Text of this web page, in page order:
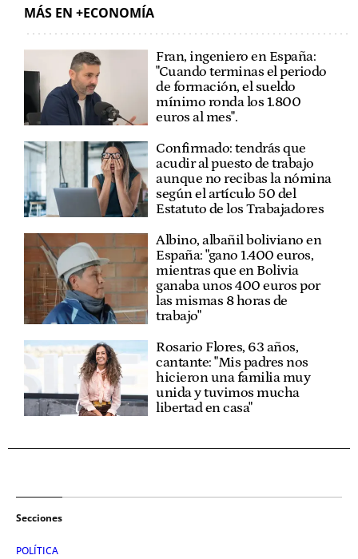
MÁS EN +ECONOMÍA
Fran, ingeniero en España:
"Cuando terminas el periodo
de formación, el sueldo
mínimo ronda los 1.800
euros al mes".
Confirmado: tendrás que
acudir al puesto de trabajo
aunque no recibas la nómina
según el artículo 50 del
Estatuto de los Trabajadores
Albino, albañil boliviano en
España: "gano 1.400 euros,
mientras que en Bolivia
ganaba unos 400 euros por
las mismas 8 horas de
trabajo"
Rosario Flores, 63 años,
cantante: "Mis padres nos
hicieron una familia muy
unida y tuvimos mucha
libertad en casa"
Secciones
POLÍTICA